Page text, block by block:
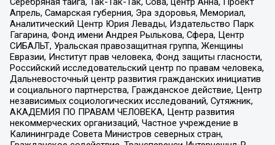
Апрель, Самарская губерния, Эра здоровья, Мемориал,
Аналитический Центр Юрия Левады, Издательство Парк
Гагарина, Фонд имени Андрея Рылькова, Сфера, Центр
СИБАЛЬТ, Уральская правозащитная группа, Женщины
Евразии, Институт прав человека, Фонд защиты гласности,
Российский исследовательский центр по правам человека,
Дальневосточный центр развития гражданских инициатив
и социального партнерства, Гражданское действие, Центр
независимых социологических исследований, Сутяжник,
АКАДЕМИЯ ПО ПРАВАМ ЧЕЛОВЕКА, Центр развития
некоммерческих организаций, Частное учреждение в
Калининграде Совета Министров северных стран,